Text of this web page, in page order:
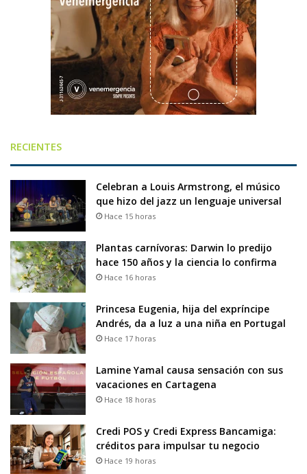
RECIENTES
Celebran a Louis Armstrong, el músico
que hizo del jazz un lenguaje universal
Hace 15 horas
Plantas carnívoras: Darwin lo predijo
hace 150 años y la ciencia lo confirma
Hace 16 horas
Princesa Eugenia, hija del expríncipe
Andrés, da a luz a una niña en Portugal
Hace 17 horas
Lamine Yamal causa sensación con sus
vacaciones en Cartagena
Hace 18 horas
Credi POS y Credi Express Bancamiga:
créditos para impulsar tu negocio
Hace 19 horas